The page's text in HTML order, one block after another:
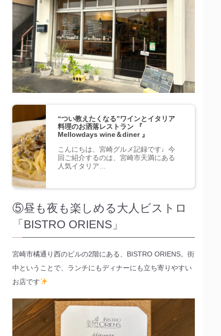
“つい教えたくなる”ワインとイタリア
料理のお洒落レストラン 『
Mellowdays wine＆diner 』
こんにちは、宮崎グルメ記録です♩今
回ご紹介するのは、宮崎市天満にある
人気イタリア…
⑤昼も夜も楽しめる大人ビストロ
「BISTRO ORIENS」
宮崎市橘通り西のビルの2階にある、BISTRO ORIENS。街
中ということで、ランチにもディナーにも立ち寄りやすい
お店です